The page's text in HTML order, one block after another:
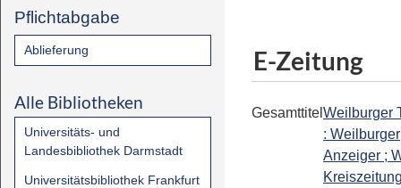
Pflichtabgabe
Ablieferung
Alle Bibliotheken
Universitäts- und
Landesbibliothek Darmstadt
Universitätsbibliothek Frankfurt
E-Zeitung
Gesamttitel Weilburger
: Weilburger
Anzeiger ;